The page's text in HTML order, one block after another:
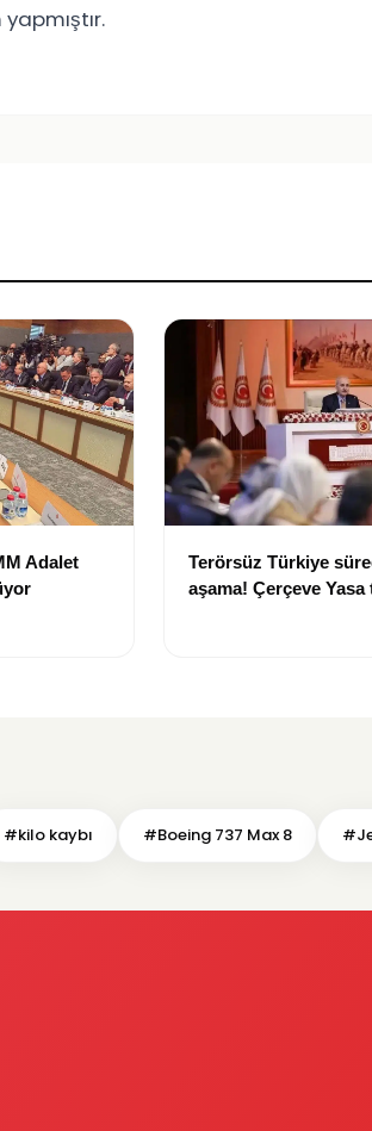
Adalet
Terörsüz Türkiye
aşama! Çerçeve
#kilo kaybı #Boeing 737 Max 8